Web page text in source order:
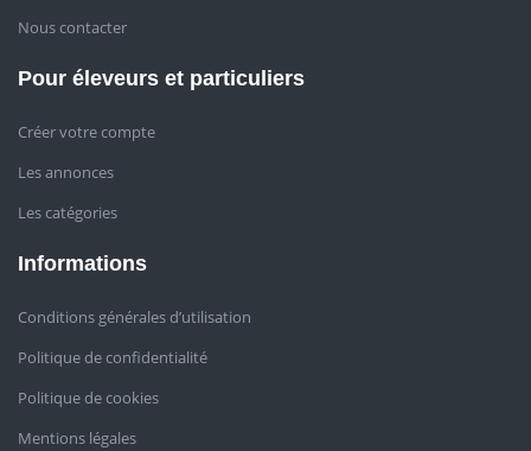
Nous contacter
Pour éleveurs et particuliers
Créer votre compte
Les annonces
Les catégories
Informations
Conditions générales d’utilisation
Politique de confidentialité
Politique de cookies
Mentions légales